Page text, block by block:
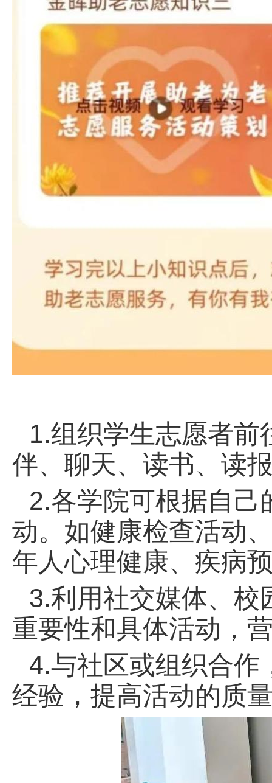
1.组织学生志愿者前
伴、聊天、读书、读
2.各学院可根据自己
动。如健康检查活动
年人心理健康、疾病
3.利用社交媒体、校
重要性和具体活动，
4.与社区或组织合作
经验，提高活动的质